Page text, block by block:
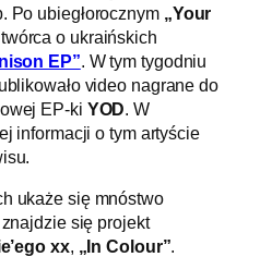
Po ubiegłorocznym
„Your
o ukraińskich
EP” . W tym tygodniu
video nagrane do
EP-ki YOD . W
informacji o tym artyście
ukaże się mnóstwo
się projekt
xx, „In Colour”.